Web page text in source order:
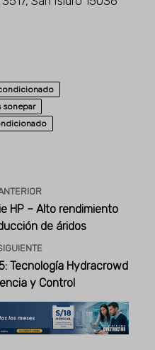
sonepar
HP – Alto rendimiento
de áridos
Tecnología Hydracrowd
y Control